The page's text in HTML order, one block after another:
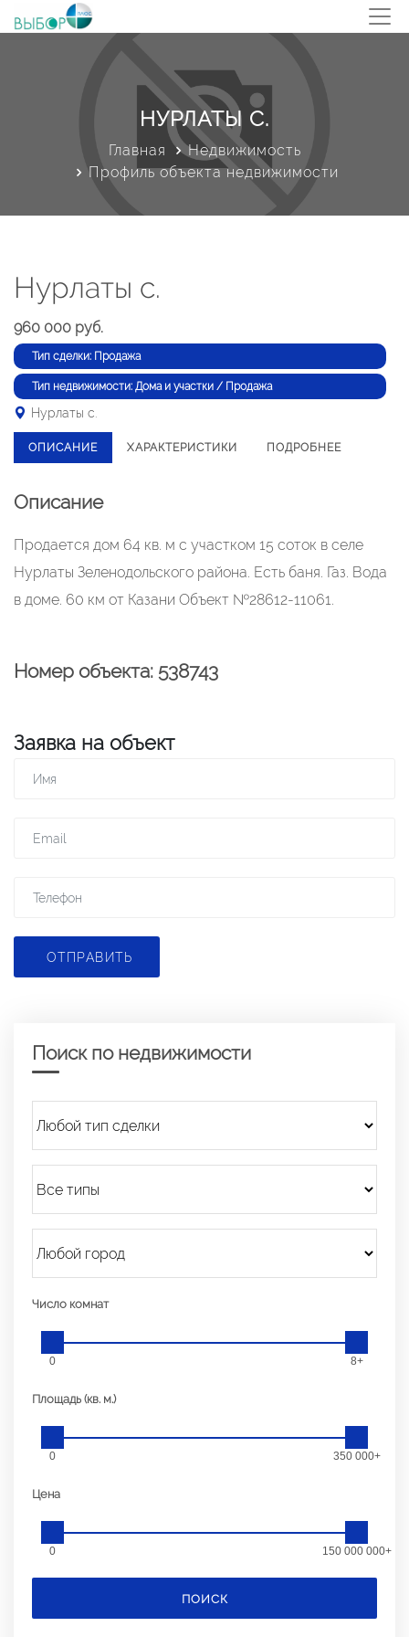
НУРЛАТЫ С.
Главная
Недвижимость
Профиль объекта недвижимости
Нурлаты с.
960 000 руб.
Тип сделки: Продажа
Тип недвижимости: Дома и участки / Продажа
Нурлаты с.
ОПИСАНИЕ ХАРАКТЕРИСТИКИ ПОДРОБНЕЕ
Описание
Продается дом 64 кв. м с участком 15 соток в селе
Нурлаты Зеленодольского района. Есть баня. Газ. Вода
в доме. 60 км от Казани Объект №28612-11061.
Номер объекта: 538743
Заявка на объект
ОТПРАВИТЬ
Поиск по недвижимости
Число комнат
0 8+
Площадь (кв. м.)
0 350 000+
Цена
0 150 000 000+
ПОИСК